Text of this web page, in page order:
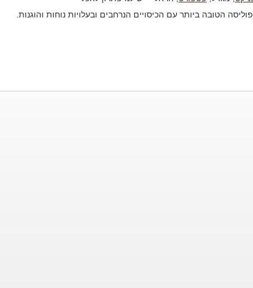
הטובה ביותר עם הכיסויים הנרחבים ובעלויות נוחות והוגנות.